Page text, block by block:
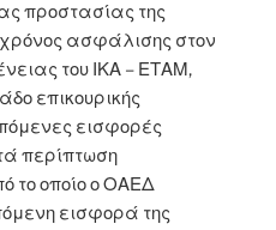
προστασίας της
χρόνος ασφάλισης στον
του ΙΚΑ – ΕΤΑΜ,
επικουρικής
εισφορές
περίπτωση
το οποίο ο ΟΑΕΔ
εισφορά της